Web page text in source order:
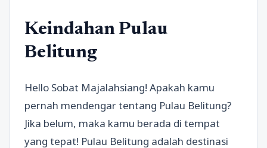
Keindahan Pulau
Belitung
Hello Sobat Majalahsiang! Apakah kamu
pernah mendengar tentang Pulau Belitung?
Jika belum, maka kamu berada di tempat
yang tepat! Pulau Belitung adalah destinasi